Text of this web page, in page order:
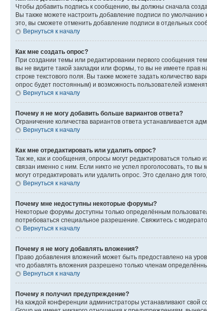
Чтобы добавить подпись к сообщению, вы должны сначала
Вы также можете настроить добавление подписи по
это, вы сможете отменить добавление подписи в отдельных
Вернуться к началу
Как мне создать опрос?
При создании темы или редактировании первого сообщения
вы не видите такой закладки или формы, то вы не имеете прав
строке текстового поля. Вы также можете задать количество
опрос будет постоянным) и возможность пользователей
Вернуться к началу
Почему я не могу добавить больше вариантов ответа?
Ограничение количества вариантов ответа устанавливается
Вернуться к началу
Как мне отредактировать или удалить опрос?
Так же, как и сообщения, опросы могут редактироваться
связан именно с ним. Если никто не успел проголосовать, то
могут отредактировать или удалить опрос. Это сделано для
Вернуться к началу
Почему мне недоступны некоторые форумы?
Некоторые форумы доступны только определённым
потребоваться специальное разрешение. Свяжитесь с
Вернуться к началу
Почему я не могу добавлять вложения?
Право добавления вложений может быть предоставлено на
что добавлять вложения разрешено только членам
Вернуться к началу
Почему я получил предупреждение?
На каждой конференции администраторы устанавливают свой